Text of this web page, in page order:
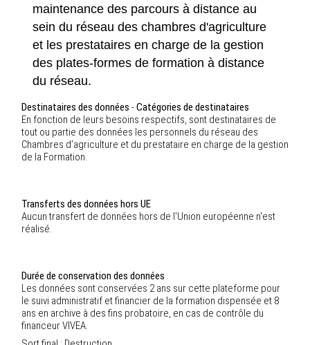
maintenance des parcours à distance au
sein du réseau des chambres d'agriculture
et les prestataires en charge de la gestion
des plates-formes de formation à distance
du réseau.
Destinataires des données -Catégories de destinataires
En fonction de leurs besoins respectifs, sont destinataires de
tout ou partie des données les personnels du réseau des
Chambres d’agriculture et du prestataire en charge de la gestion
de la Formation.
Transferts des données hors UE
Aucun transfert de données hors de l'Union européenne n'est
réalisé.
Durée de conservation des données
Les données sont conservées 2 ans sur cette plateforme pour
le suivi administratif et financier de la formation dispensée et 8
ans en archive à des fins probatoire, en cas de contrôle du
financeur VIVEA.